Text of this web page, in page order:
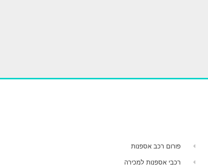
פורום רכב אספנות
רכבי אספנות למכירה